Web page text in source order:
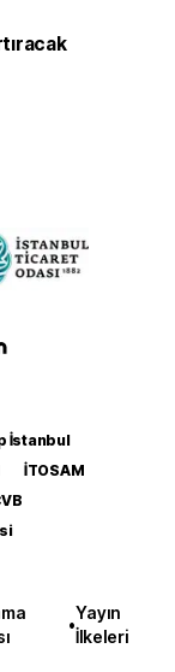
İstanbul
İTOSAM
•
Yayın
İlkeleri